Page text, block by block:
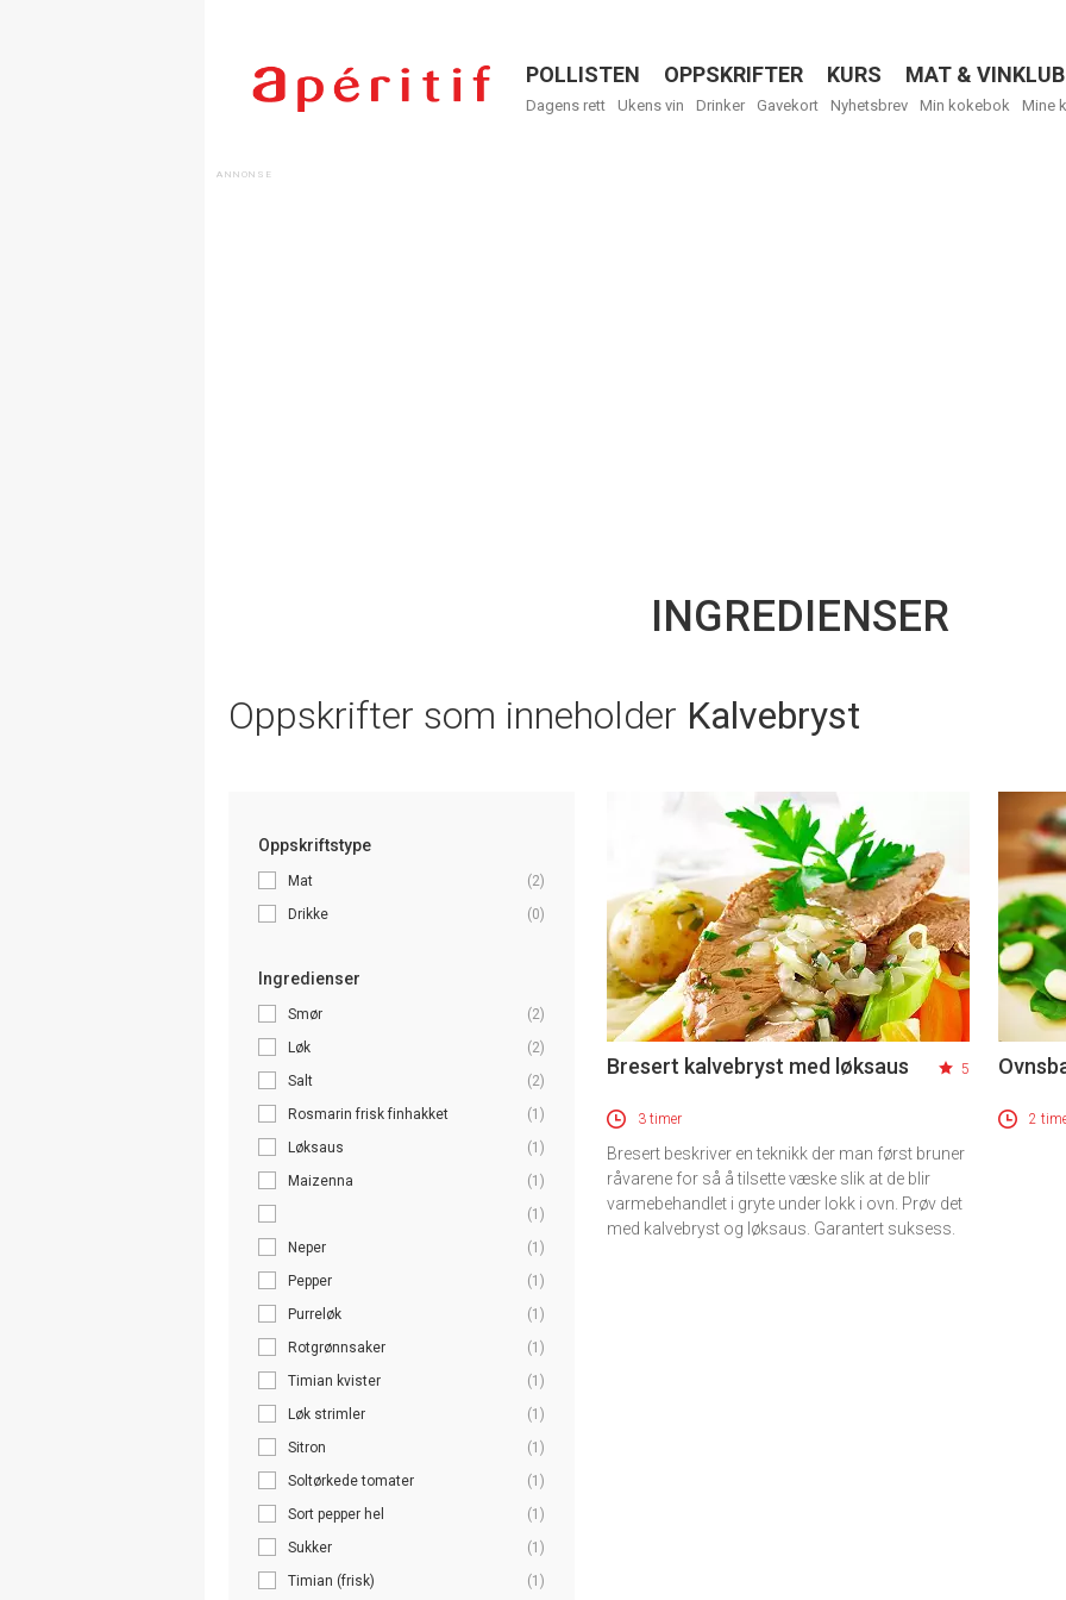
Menu
POLLISTEN OPPSKRIFTER KURS MAT &
Dagens rett Ukens vin Drinker Gavekort Nyhetsbrev Min kokebok Mine
INGREDIENSER
Oppskrifter som inneholder Kalvebryst
Oppskriftstype
Mat
(2)
Drikke
(0)
Ingredienser
Smør
(2)
Løk
(2)
Salt
(2)
Rosmarin frisk finhakket
(1)
Løksaus
(1)
Maizenna
(1)
(1)
Neper
(1)
Pepper
(1)
Purreløk
(1)
Rotgrønnsaker
(1)
Timian kvister
(1)
Løk strimler
(1)
Sitron
(1)
Soltørkede tomater
(1)
Sort pepper hel
(1)
Sukker
(1)
Timian (frisk)
(1)
Bresert kalvebryst med løksaus 5
3 timer
Bresert beskriver en teknikk der man først bruner
råvarene for så å tilsette væske slik at de blir
varmebehandlet i gryte under lokk i ovn. Prøv det
med kalvebryst og løksaus. Garantert suksess.
2